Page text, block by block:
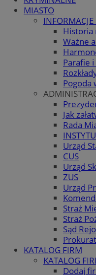
MIASTO
Historia
Ważne
Parafie
Pogoda
Jak
Rada
Urząd
CUS
Urząd
ZUS
Urząd
Straż
Straż
Sąd
KATALOG FIRM
KATALOG
Dodaj